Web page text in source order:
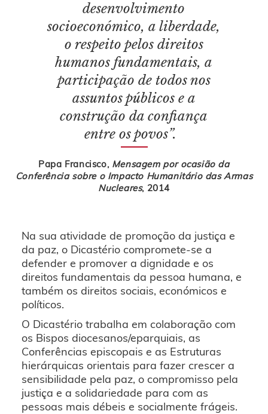
desenvolvimento
socioeconómico, a liberdade,
o respeito pelos direitos
humanos fundamentais, a
participação de todos nos
assuntos públicos e a
construção da confiança
entre os povos”.
Papa Francisco, Mensagem por ocasião da
Conferência sobre o Impacto Humanitário das Armas
Nucleares, 2014
Na sua atividade de promoção da justiça e
da paz, o Dicastério compromete-se a
defender e promover a dignidade e os
direitos fundamentais da pessoa humana, e
também os direitos sociais, económicos e
políticos.
O Dicastério trabalha em colaboração com
os Bispos diocesanos/eparquiais, as
Conferências episcopais e as Estruturas
hierárquicas orientais para fazer crescer a
sensibilidade pela paz, o compromisso pela
justiça e a solidariedade para com as
pessoas mais débeis e socialmente frágeis.